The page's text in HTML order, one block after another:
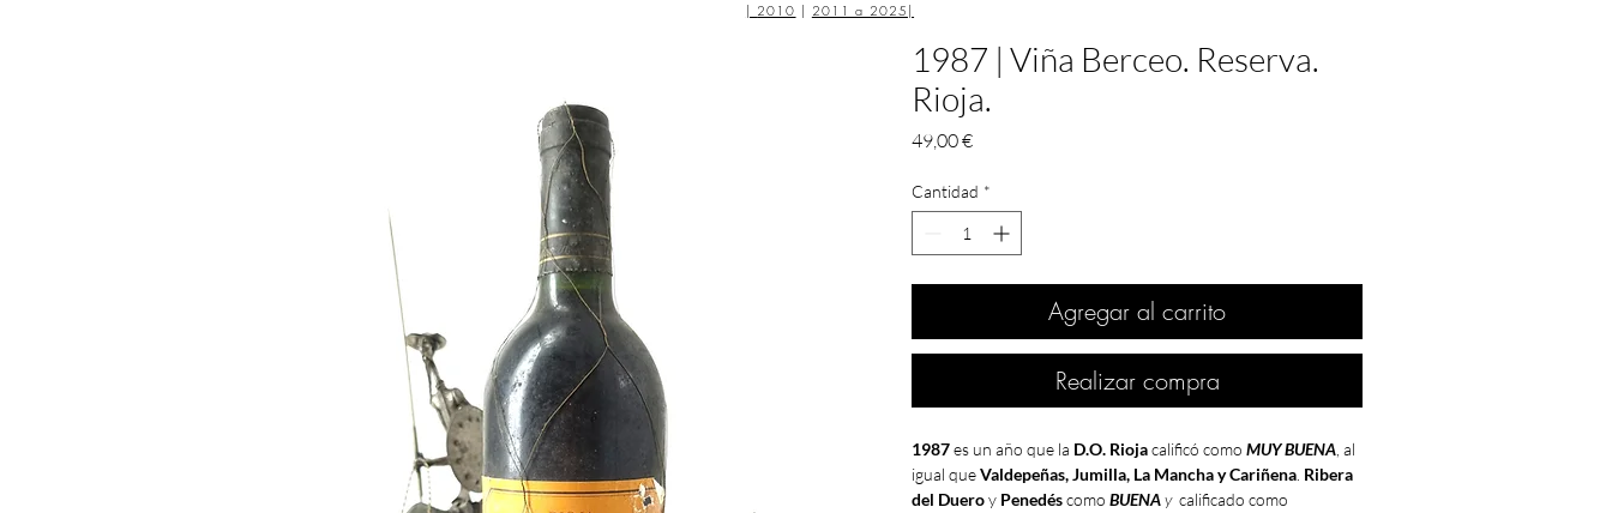
| 2010 | 2011 a 2025 |
1987 | Viña Berceo. Reserva.
Rioja.
49,00 €Precio
Cantidad *
Agregar al carrito
Realizar compra
1987es un año que la D.O. Riojacalificó como MUY BUENA , al
igual queValdepeñas, Jumilla, La Mancha y Cariñena Ribera
del Dueroy Penedéscomo BUENAycalificado como